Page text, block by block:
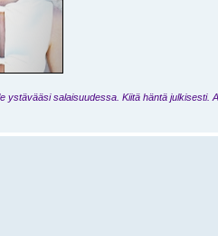
salaisuudessa. Kiitä häntä julkisesti.